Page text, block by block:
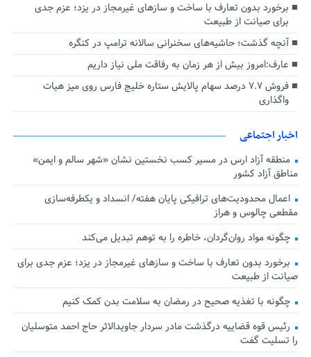
برخورد بدون تعارف با ساخت‌ و سازهای غیرمجاز در یزد؛ عزم جدی
برای صیانت از طبیعت
آنچه گذشت؛ حاشیه‌های سخنرانی سالانه ترامپ در کنگره
عارف:امروز بیش از هر زمان به رفاقت ملی نیاز داریم
فروش ۷.۷ درصد سهام پالایش ستاره خلیج فارس روی میز هیات
واگذاری
اخبار اجتماعی
منطقه آزاد ارس در مسیر کسب نخستین نشان «شهر سالم و ایمن»
مناطق آزاد کشور
اعمال محدودیت‌های ترافیکی پایان هفته/ انسداد و یکطرفه‌سازی
مقطعی چالوس و هراز
چگونه مواد روان‌گردان، خاطره را به توهم تبدیل می‌کند
برخورد بدون تعارف با ساخت‌ و سازهای غیرمجاز در یزد؛ عزم جدی برای
صیانت از طبیعت
چگونه با تغذیه صحیح در رمضان به سلامت بدن کمک کنیم
رئیس قوه قضاییه درگذشت مادر سردار جاویدالاثر حاج احمد متوسلیان
را تسلیت گفت